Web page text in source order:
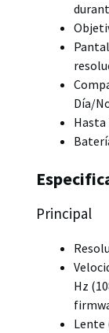
Día/
Principal
Hz
Lente